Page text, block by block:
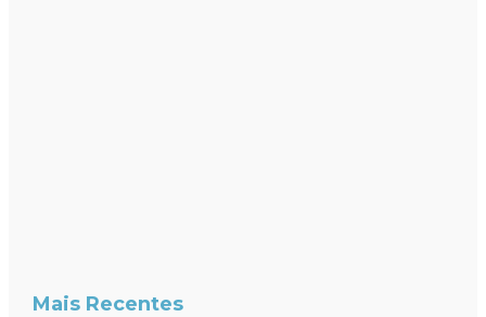
Mais Recentes